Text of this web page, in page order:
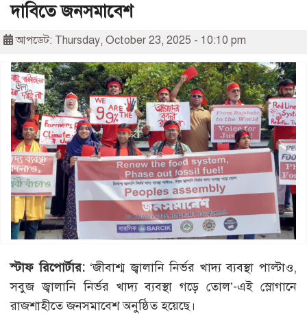
দাবিতে জনসমাবেশ
আপডেট: Thursday, October 23, 2025 - 10:10 pm
স্টাফ রিপোর্টার:‘জীবাশ্ম জ্বালানি নির্ভর খাদ্য ব্যবস্থা পাল্টাও,
সবুজ জ্বালানি নির্ভর খাদ্য ব্যবস্থা গড়ে তোল’-এই স্লোগানে
রাজশাহীতে জনসমাবেশ অনুষ্ঠিত হয়েছে।